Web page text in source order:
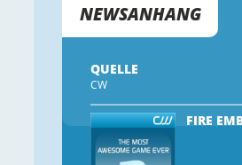
NEWSANHANG
QUELLE
CW
FIRE